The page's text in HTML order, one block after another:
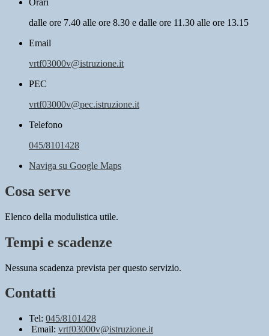
Orari
dalle ore 7.40 alle ore 8.30 e dalle ore 11.30 alle ore 13.15
Email
vrtf03000v@istruzione.it
PEC
vrtf03000v@pec.istruzione.it
Telefono
045/8101428
Naviga su Google Maps
Cosa serve
Elenco della modulistica utile.
Tempi e scadenze
Nessuna scadenza prevista per questo servizio.
Contatti
Tel: 045/8101428
Email: vrtf03000v@istruzione.it